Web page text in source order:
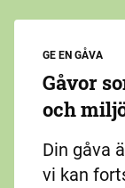
GE EN GÅVA
Gåvor
och
Din gåva
vi kan